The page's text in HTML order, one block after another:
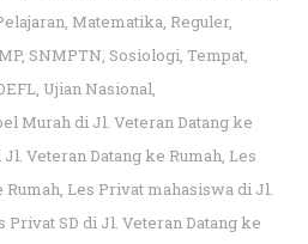
, Matematika, Reguler,
, SNMPTN, Sosiologi, Tempat,
, Ujian Nasional,
Murah di Jl. Veteran Datang ke
Veteran Datang ke Rumah, Les
Rumah, Les Privat mahasiswa di Jl.
Privat SD di Jl. Veteran Datang ke